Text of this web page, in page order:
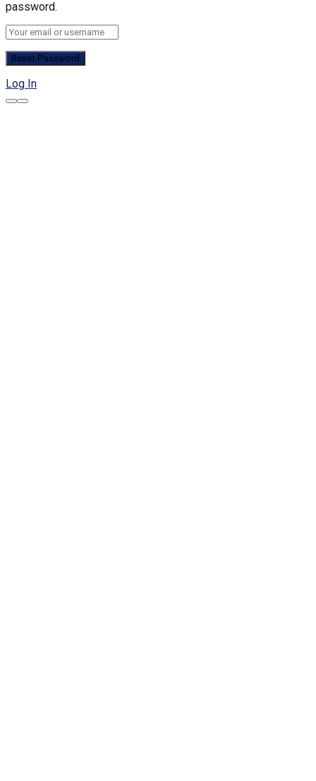
password.
Log In